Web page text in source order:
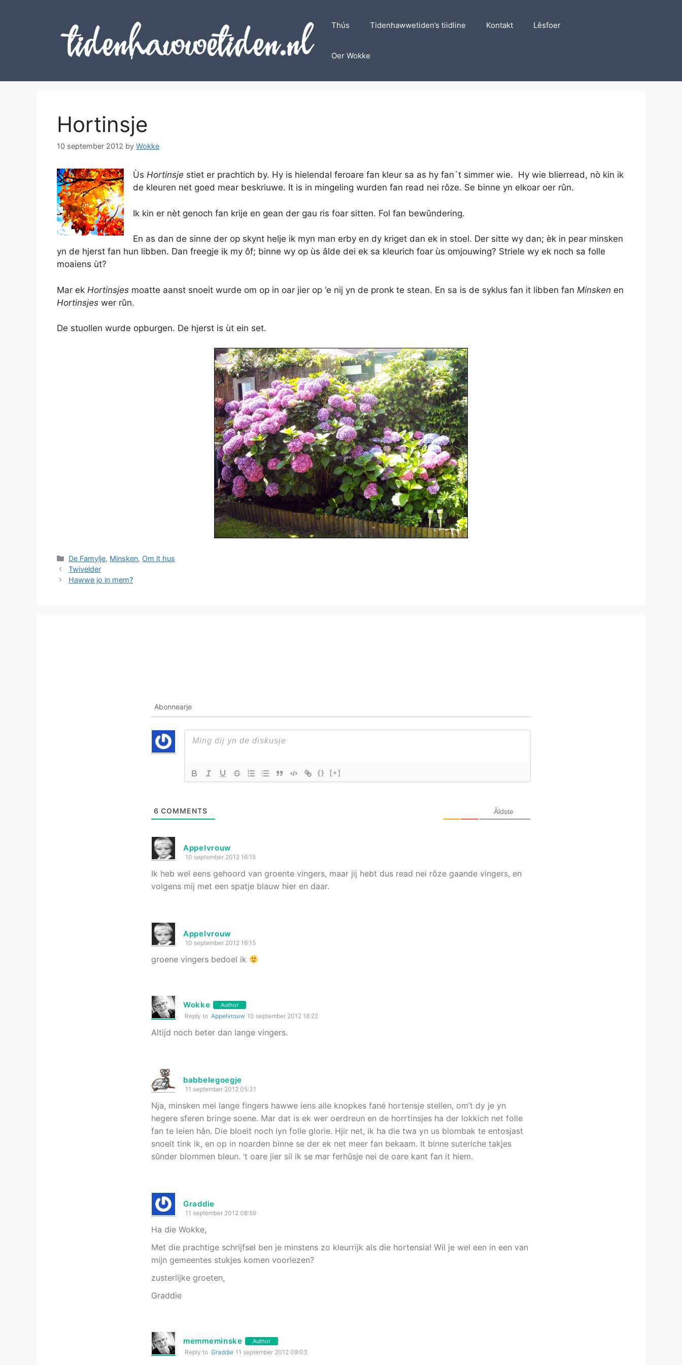
Thús Tidenhawwetiden’s tiidline Kontakt Lêsfoer
Oer Wokke
Hortinsje
10 september 2012 by Wokke
Ùs Hortinsje stiet er prachtich by. Hy is hielendal feroare fan kleur sa as hy fan`t simmer wie. Hy wie blierread, nò kin ik
de kleuren net goed mear beskriuwe. It is in mingeling wurden fan read nei rôze. Se binne yn elkoar oer rûn.
Ik kin er nèt genoch fan krije en gean der gau ris foar sitten. Fol fan bewûndering.
En as dan de sinne der op skynt helje ik myn man erby en dy kriget dan ek in stoel. Der sitte wy dan; èk in pear minsken
yn de hjerst fan hun libben. Dan freegje ik my ôf; binne wy op ùs âlde dei ek sa kleurich foar ùs omjouwing? Striele wy ek noch sa folle
moaiens ùt?
Mar ek Hortinsjes moatte aanst snoeit wurde om op in oar jier op ‘e nij yn de pronk te stean. En sa is de syklus fan it libben fan Minsken en
Hortinsjes wer rûn.
De stuollen wurde opburgen. De hjerst is ùt ein set.
Categories
De Famylje, Minsken, Om it hus
Twivelder
Hawwe jo in mem?
Abonnearje
{} [+]
6 COMMENTS Âldste
Appelvrouw
10 september 2012 16:15
Ik heb wel eens gehoord van groente vingers, maar jij hebt dus read nei rôze gaande vingers, en
volgens mij met een spatje blauw hier en daar.
Appelvrouw
10 september 2012 16:15
groene vingers bedoel ik
Wokke Author
Reply to Appelvrouw 10 september 2012 18:22
Altijd noch beter dan lange vingers.
babbelegoegje
11 september 2012 05:31
Nja, minsken mei lange fingers hawwe iens alle knopkes fané hortensje stellen, om’t dy je yn
hegere sferen bringe soene. Mar dat is ek wer oerdreun en de horrtinsjes ha der lokkich net folle
fan te leien hân. Die bloeit noch iyn folle glorie. Hjir net, ik ha die twa yn us blombak te entosjast
snoeit tink ik, en op in noarden binne se der ek net meer fan bekaam. It binne suteriche takjes
sûnder blommen bleun. ‘t oare jier sil ik se mar ferhûsje nei de oare kant fan it hiem.
Graddie
11 september 2012 08:59
Ha die Wokke,
Met die prachtige schrijfsel ben je minstens zo kleurrijk als die hortensia! Wil je wel een in een van
mijn gemeentes stukjes komen voorlezen?
zusterlijke groeten,
Graddie
memmeminske Author
Reply to Graddie 11 september 2012 09:03